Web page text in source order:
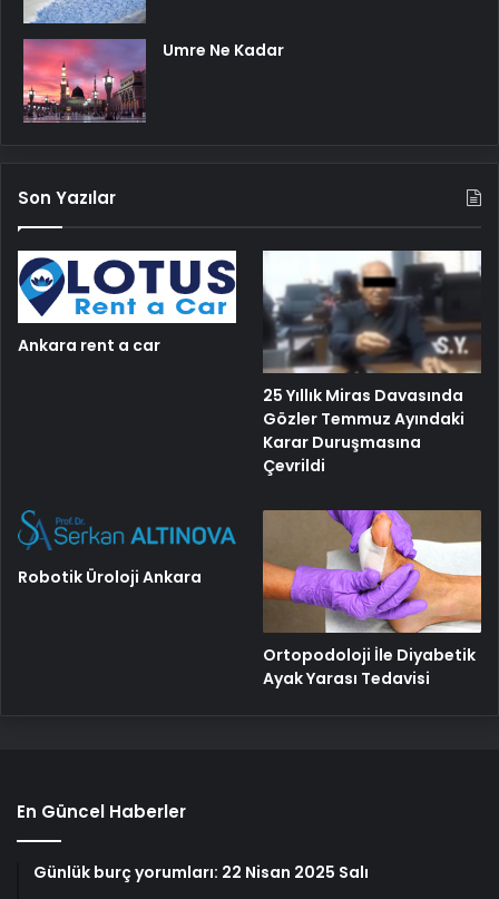
Umre Ne Kadar
Son Yazılar
Ankara rent a car
25 Yıllık Miras Davasında
Gözler Temmuz Ayındaki
Karar Duruşmasına
Çevrildi
Robotik Üroloji Ankara
Ortopodoloji İle Diyabetik
Ayak Yarası Tedavisi
En Güncel Haberler
Günlük burç yorumları: 22 Nisan 2025 Salı